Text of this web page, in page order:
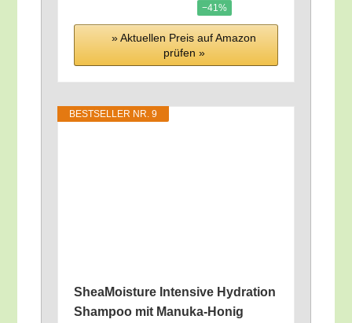
−41%
» Aktu­el­len Preis auf Ama­zon
prü­fen »
BEST­SEL­LER NR. 9
She­a­M­ois­tu­re Inten­si­ve Hydra­ti­on
Sham­poo mit Manu­ka-Honig